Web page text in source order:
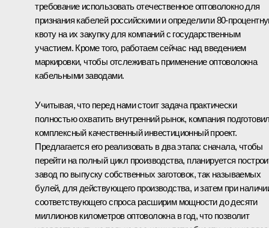
требование использовать отечественное оптоволокно для
признания кабелей российскими и определили 80-
квоту на их закупку для компаний с государственным
участием. Кроме того, работаем сейчас над введением
маркировки, чтобы отслеживать применение оптоволокна
кабельными заводами.
Учитывая, что перед нами стоит задача практически
полностью охватить внутренний рынок, компания
комплексный качественный инвестиционный проект.
Предлагается его реализовать в два этапа: сначала, чтобы
перейти на полный цикл производства, планируется
завод по выпуску собственных заготовок, так называемых
булей, для действующего производства, и затем при
соответствующего спроса расширим мощности до десяти
миллионов километров оптоволокна в год, что позволит